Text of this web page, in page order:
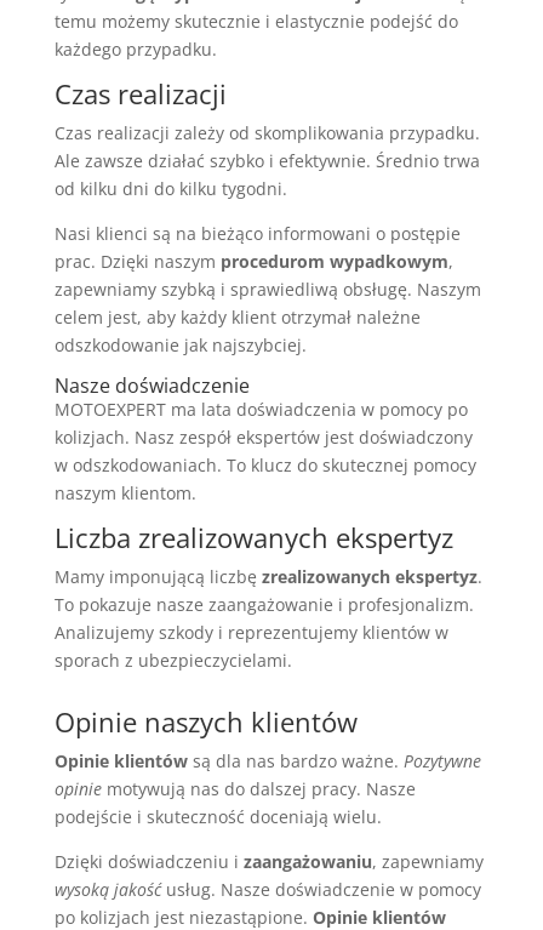
temu możemy skutecznie i elastycznie podejść do
każdego przypadku.
Czas realizacji
Czas realizacji zależy od skomplikowania przypadku.
Ale zawsze działać szybko i efektywnie. Średnio trwa
od kilku dni do kilku tygodni.
Nasi klienci są na bieżąco informowani o postępie
prac. Dzięki naszym procedurom wypadkowym,
zapewniamy szybką i sprawiedliwą obsługę. Naszym
celem jest, aby każdy klient otrzymał należne
odszkodowanie jak najszybciej.
Nasze doświadczenie
MOTOEXPERT ma lata doświadczenia w pomocy po
kolizjach. Nasz zespół ekspertów jest doświadczony
w odszkodowaniach. To klucz do skutecznej pomocy
naszym klientom.
Liczba zrealizowanych ekspertyz
Mamy imponującą liczbę zrealizowanych ekspertyz.
To pokazuje nasze zaangażowanie i profesjonalizm.
Analizujemy szkody i reprezentujemy klientów w
sporach z ubezpieczycielami.
Opinie naszych klientów
Opinie klientówsą dla nas bardzo ważne. Pozytywne
opiniemotywują nas do dalszej pracy. Nasze
podejście i skuteczność doceniają wielu.
Dzięki doświadczeniu i zaangażowaniu, zapewniamy
wysoką jakośćusług. Nasze doświadczenie w pomocy
po kolizjach jest niezastąpione. Opinie klientów